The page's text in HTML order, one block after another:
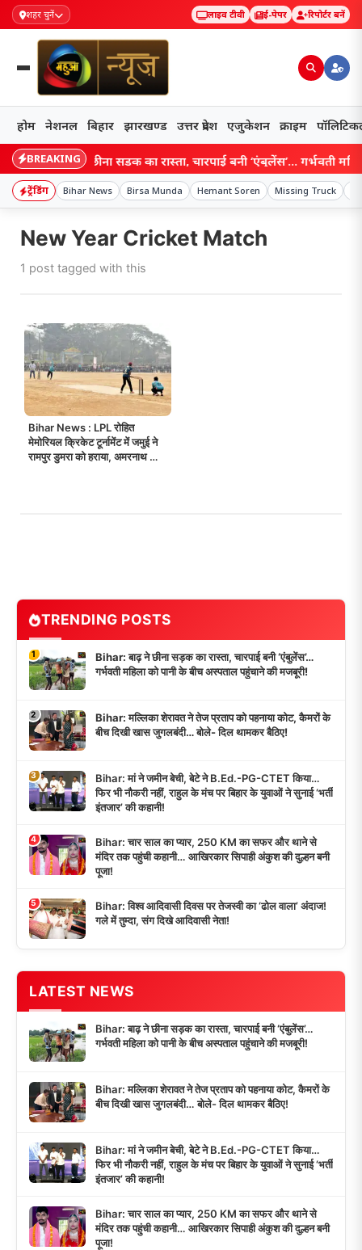
शहर चुनें लाइव टीवी ई-पेपर रिपोर्टर बनें
होम नेशनल बिहार झारखण्ड उत्तर प्रदेश एजुकेशन क्राइम
BREAKING
Bihar: बाढ़ ने छीना सड़क का रास्ता, चारपाई बनी ‘एंबुलेंस’… गर्भवती
ट्रेंडिंग Bihar News Birsa Munda Hemant Soren Missing Truck
New Year Cricket Match
1 post tagged with this
Bihar News : LPL रोहित
मेमोरियल क्रिकेट टूर्नामेंट में जमुई ने
रामपुर डुमरा को हराया, अमरनाथ झा
TRENDING POSTS
1
Bihar: बाढ़ ने छीना सड़क का रास्ता, चारपाई बनी ‘एंबुलेंस’…
गर्भवती महिला को पानी के बीच अस्पताल पहुंचाने की मजबूरी!
2
Bihar: मल्लिका शेरावत ने तेज प्रताप को पहनाया कोट, कैमरों के
बीच दिखी खास जुगलबंदी… बोले- दिल थामकर बैठिए!
3
Bihar: मां ने जमीन बेची, बेटे ने B.Ed.-PG-CTET किया…
फिर भी नौकरी नहीं, राहुल के मंच पर बिहार के युवाओं ने सुनाई ‘भर्ती
इंतजार’ की कहानी!
4
Bihar: चार साल का प्यार, 250 KM का सफर और थाने से
मंदिर तक पहुंची कहानी… आखिरकार सिपाही अंकुश की दुल्हन बनी
पूजा!
5
Bihar: विश्व आदिवासी दिवस पर तेजस्वी का ‘ढोल वाला’ अंदाज!
गले में तुम्दा, संग दिखे आदिवासी नेता!
LATEST NEWS
Bihar: बाढ़ ने छीना सड़क का रास्ता, चारपाई बनी ‘एंबुलेंस’…
गर्भवती महिला को पानी के बीच अस्पताल पहुंचाने की मजबूरी!
Bihar: मल्लिका शेरावत ने तेज प्रताप को पहनाया कोट, कैमरों के
बीच दिखी खास जुगलबंदी… बोले- दिल थामकर बैठिए!
Bihar: मां ने जमीन बेची, बेटे ने B.Ed.-PG-CTET किया…
फिर भी नौकरी नहीं, राहुल के मंच पर बिहार के युवाओं ने सुनाई ‘भर्ती
इंतजार’ की कहानी!
Bihar: चार साल का प्यार, 250 KM का सफर और थाने से
मंदिर तक पहुंची कहानी… आखिरकार सिपाही अंकुश की दुल्हन बनी
पूजा!